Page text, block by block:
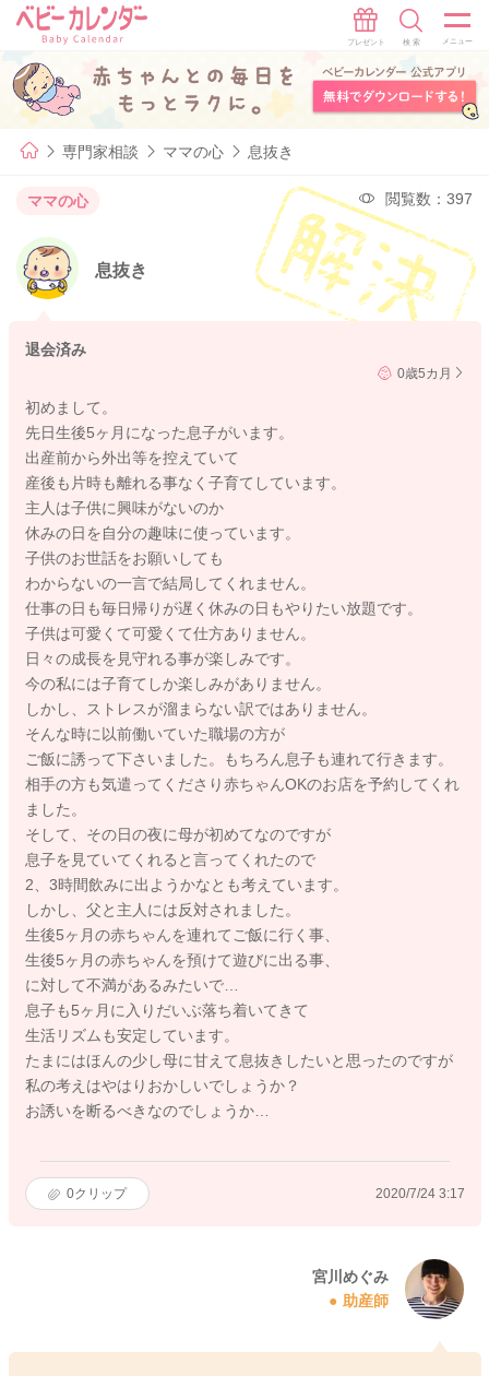
専門家相談 ママの心 息抜き
ママの心 閲覧数：397
息抜き
退会済み
0歳5カ月
初めまして。
先日生後5ヶ月になった息子がいます。
出産前から外出等を控えていて
産後も片時も離れる事なく子育てしています。
主人は子供に興味がないのか
休みの日を自分の趣味に使っています。
子供のお世話をお願いしても
わからないの一言で結局してくれません。
仕事の日も毎日帰りが遅く休みの日もやりたい放題です。
子供は可愛くて可愛くて仕方ありません。
日々の成長を見守れる事が楽しみです。
今の私には子育てしか楽しみがありません。
しかし、ストレスが溜まらない訳ではありません。
そんな時に以前働いていた職場の方が
ご飯に誘って下さいました。もちろん息子も連れて行きます。
相手の方も気遣ってくださり赤ちゃんOKのお店を予約してくれ
ました。
そして、その日の夜に母が初めてなのですが
息子を見ていてくれると言ってくれたので
2、3時間飲みに出ようかなとも考えています。
しかし、父と主人には反対されました。
生後5ヶ月の赤ちゃんを連れてご飯に行く事、
生後5ヶ月の赤ちゃんを預けて遊びに出る事、
に対して不満があるみたいで…
息子も5ヶ月に入りだいぶ落ち着いてきて
生活リズムも安定しています。
たまにはほんの少し母に甘えて息抜きしたいと思ったのですが
私の考えはやはりおかしいでしょうか？
お誘いを断るべきなのでしょうか…
0クリップ 2020/7/24 3:17
宮川めぐみ
助産師